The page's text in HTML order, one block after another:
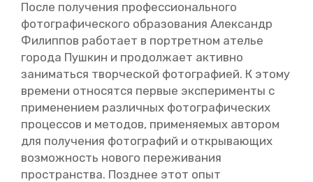
После по­лу­че­ния про­фес­си­о­наль­но­го
фо­то­гра­фи­че­ско­го об­ра­зо­ва­ния Алек­сандр
Фи­лип­пов ра­бо­та­ет в порт­рет­ном ате­лье
го­ро­да Пуш­кин и про­дол­жа­ет ак­тив­но
за­ни­мать­ся твор­че­ской фо­то­гра­фи­ей. К этому
вре­ме­ни от­но­сят­ся пер­вые экс­пе­ри­мен­ты с
при­ме­не­ни­ем раз­лич­ных фо­то­гра­фи­че­ских
про­цес­сов и ме­то­дов, при­ме­ня­е­мых ав­то­ром
для по­лу­че­ния фо­то­гра­фий и от­кры­ва­ю­щих
воз­мож­ность но­во­го пе­ре­жи­ва­ния
про­стран­ства. Позд­нее этот опыт